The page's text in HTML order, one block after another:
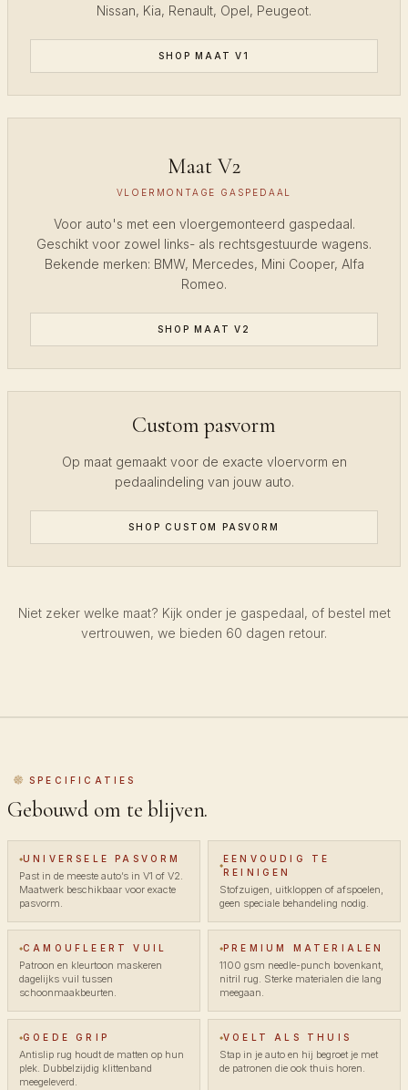
Nissan, Kia, Renault, Opel, Peugeot.
SHOP MAAT V1
Maat V2
VLOERMONTAGE GASPEDAAL
Voor auto's met een vloergemonteerd gaspedaal.
Geschikt voor zowel links- als rechtsgestuurde wagens.
Bekende merken: BMW, Mercedes, Mini Cooper, Alfa
Romeo.
SHOP MAAT V2
Custom pasvorm
Op maat gemaakt voor de exacte vloervorm en
pedaalindeling van jouw auto.
SHOP CUSTOM PASVORM
Niet zeker welke maat? Kijk onder je gaspedaal, of bestel met
vertrouwen, we bieden 60 dagen retour.
SPECIFICATIES
Gebouwd om te blijven.
UNIVERSELE PASVORM
Past in de meeste auto’s in V1 of V2.
Maatwerk beschikbaar voor exacte
pasvorm.
EENVOUDIG TE
REINIGEN
Stofzuigen, uitkloppen of afspoelen,
geen speciale behandeling nodig.
CAMOUFLEERT VUIL
Patroon en kleurtoon maskeren
dagelijks vuil tussen
schoonmaakbeurten.
PREMIUM MATERIALEN
1100 gsm needle-punch bovenkant,
nitril rug. Sterke materialen die lang
meegaan.
GOEDE GRIP
Antislip rug houdt de matten op hun
plek. Dubbelzijdig klittenband
meegeleverd.
VOELT ALS THUIS
Stap in je auto en hij begroet je met
de patronen die ook thuis horen.